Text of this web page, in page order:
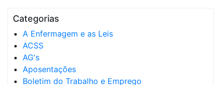
Categorias
A Enfermagem e as Leis
ACSS
AG's
Aposentações
Boletim do Trabalho e Emprego